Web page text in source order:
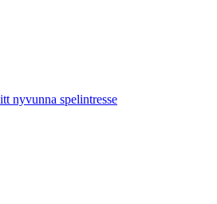
nyvunna spelintresse